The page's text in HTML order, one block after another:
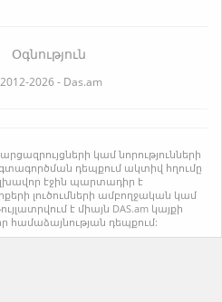
Օգնություն
2026 - Das.am
կամ նորությունների
դեպքում ակտիվ հղումը
էջին պարտադիր է
լուծումների ամբողջական կամ
է միայն DAS.am կայքի
համաձայնության դեպքում: